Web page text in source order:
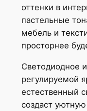
оттенки в
пастельные
мебель и
просторнее
Светодиодное
регулируемой
естественный
создаст